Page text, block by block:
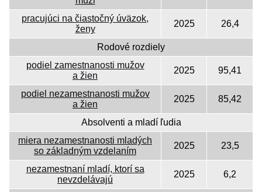
pracujúci na čiastočný úväzok,
ženy
2025 26,4
Rodové rozdiely
podiel zamestnanosti mužov
a žien
2025 95,41
podiel nezamestnanosti mužov
a žien
2025 85,42
Absolventi a mladí ľudia
miera nezamestnanosti mladých
so základným vzdelaním
2025 23,5
nezamestnaní mladí, ktorí sa
nevzdelávajú
2025 6,2